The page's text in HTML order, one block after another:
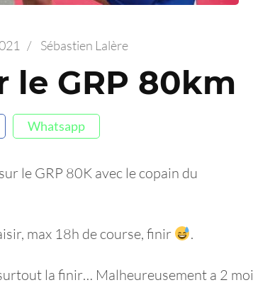
/ Sébastien Lalère
le GRP 80km
Whatsapp
le GRP 80K avec le copain du
max 18h de course, finir .
la finir… Malheureusement a 2